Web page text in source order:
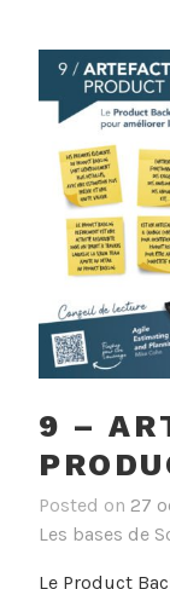
9 –
Posted on 27
Les bases de
Le Product